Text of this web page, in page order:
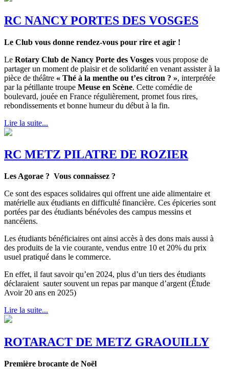
RC NANCY PORTES DES VOSGES
Le Club vous donne rendez-vous pour rire et agir !
Le Rotary Club de Nancy Porte des Vosges vous propose de
partager un moment de plaisir et de solidarité en venant assister à la
pièce de théâtre « Thé à la menthe ou t’es citron ? », interprétée
par la pétillante troupe Meuse en Scène. Cette comédie de
boulevard, jouée en France régulièrement, promet fous rires,
rebondissements et bonne humeur du début à la fin.
Lire la suite...
RC METZ PILATRE DE ROZIER
Les Agorae ? Vous connaissez ?
Ce sont des espaces solidaires qui offrent une aide alimentaire et
matérielle aux étudiants en difficulté financière. Ces épiceries sont
portées par des étudiants bénévoles des campus messins et
nancéiens.
Les étudiants bénéficiaires ont ainsi accès à des dons mais aussi à
des produits de la vie courante, vendus entre 10 et 20% du prix
usuel pratiqué dans le commerce.
En effet, il faut savoir qu’en 2024, plus d’un tiers des étudiants
déclaraient sauter souvent un repas par manque d’argent (Étude
Avoir 20 ans en 2025)
Lire la suite...
ROTARACT DE METZ GRAOUILLY
Première brocante de Noël